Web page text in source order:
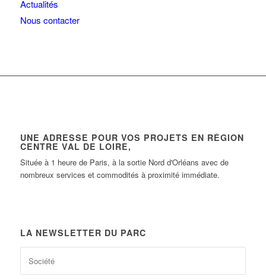
Actualités
Nous contacter
UNE ADRESSE POUR VOS PROJETS EN RÉGION
CENTRE VAL DE LOIRE,
Située à 1 heure de Paris, à la sortie Nord d'Orléans avec de
nombreux services et commodités à proximité immédiate.
LA NEWSLETTER DU PARC